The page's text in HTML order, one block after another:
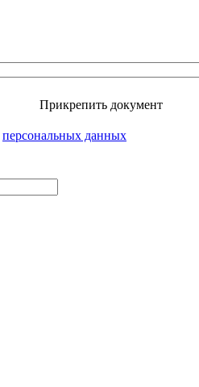
Прикрепить документ
персональных данных